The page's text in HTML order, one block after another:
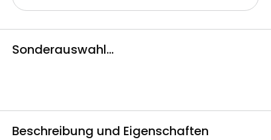
Sonderauswahl...
Beschreibung und Eigenschaften